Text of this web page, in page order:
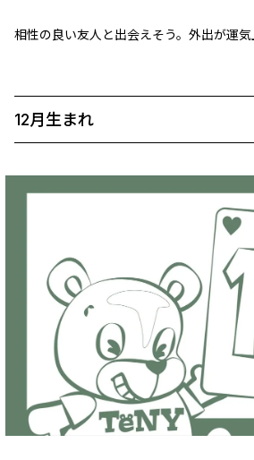
相性の良い友人と出会えそう。外出が運気
12月生まれ